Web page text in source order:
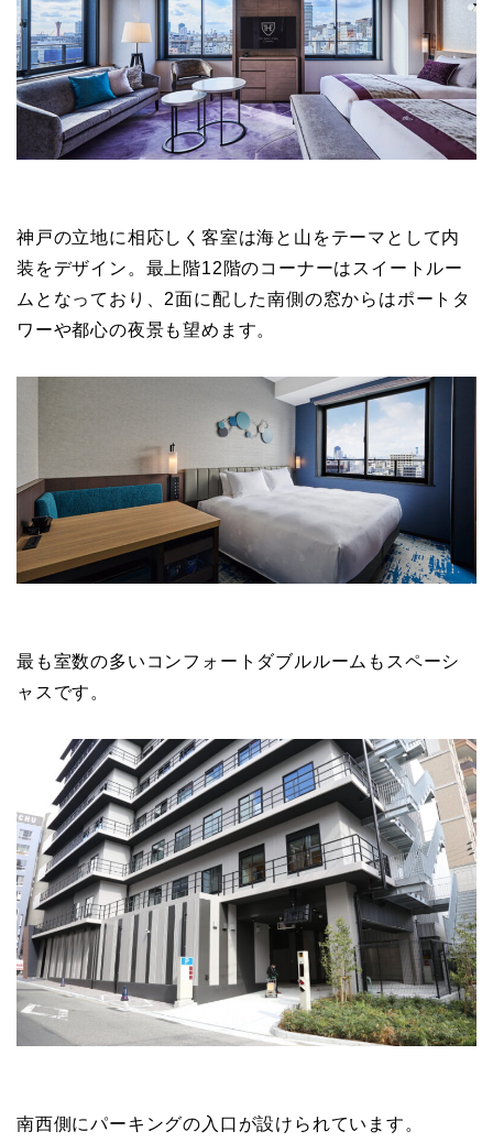
神戸の立地に相応しく客室は海と山をテーマとして内
装をデザイン。最上階12階のコーナーはスイートルー
ムとなっており、2面に配した南側の窓からはポートタ
ワーや都心の夜景も望めます。
最も室数の多いコンフォートダブルルームもスペーシ
ャスです。
南西側にパーキングの入口が設けられています。